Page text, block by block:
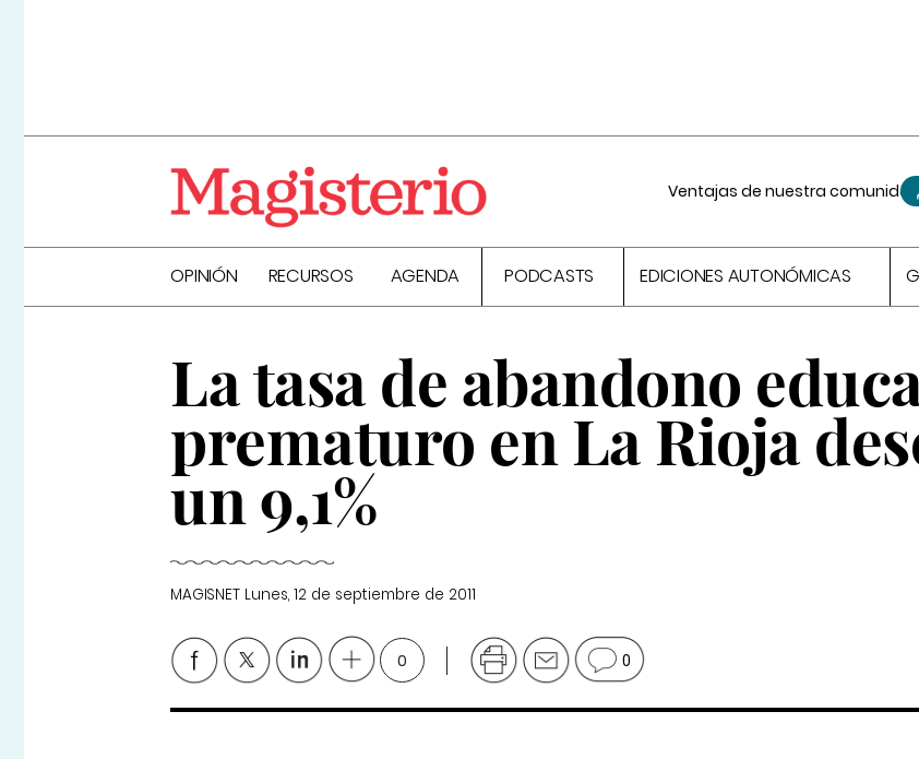
Ventajas de nuestra
OPINIÓN RECURSOS AGENDA PODCASTS EDICIONES AUTONÓMICAS
La tasa de abandono
prematuro en La Rioja
un 9,1%
MAGISNET Lunes, 12 de septiembre de 2011
0 0